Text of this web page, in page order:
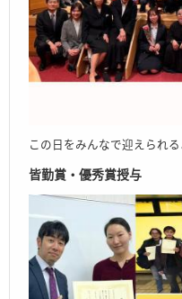
この日をみんなで迎えられ
皆勤賞・優秀賞授与